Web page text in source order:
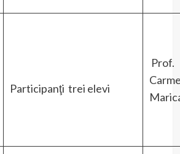
Participanţi trei elevi
Prof.